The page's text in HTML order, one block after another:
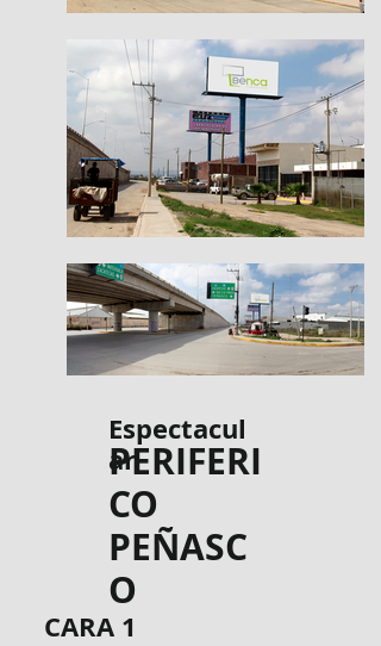
Espectacul
ar
PERIFERI
CO
PEÑASC
O
CARA 1